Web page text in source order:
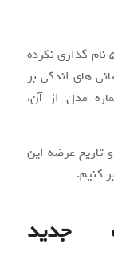
اینکه مایکروسافت این تبلت را سرفیس پرو ۵ نام گذاری نکرده
های اندکی بر
مدل از آن،
تاریخ عرضه این
جدید